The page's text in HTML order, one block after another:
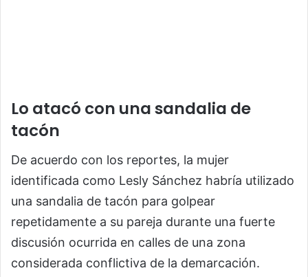
Lo atacó con una sandalia de
tacón
De acuerdo con los reportes, la mujer
identificada como Lesly Sánchez habría utilizado
una sandalia de tacón para golpear
repetidamente a su pareja durante una fuerte
discusión ocurrida en calles de una zona
considerada conflictiva de la demarcación.